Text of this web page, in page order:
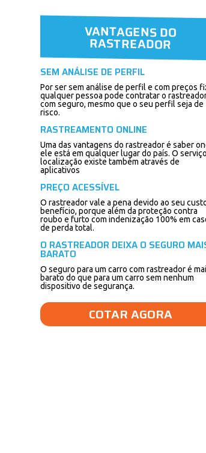
VANTAGENS DO
RASTREADOR
SEM ANÁLISE DE PERFIL
Por ser sem análise de perfil e com preços
qualquer pessoa pode contratar o
com seguro, mesmo que o seu perfil seja de
risco.
RASTREAMENTO ONLINE
Uma das vantagens do rastreador é saber
ele está em qualquer lugar do país. O
localização existe também através de
aplicativos
PREÇO ACESSÍVEL
O rastreador vale a pena devido ao seu
benefício, porque além da proteção contra
roubo e furto com indenização 100% em
de perda total.
O RASTREADOR DEIXA O SEGURO
BARATO
O seguro para um carro com rastreador é
barato do que para um carro sem nenhum
dispositivo de segurança.
COTAR AGORA